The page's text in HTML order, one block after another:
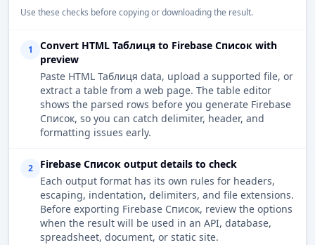
Use these checks before copying or downloading the result.
1
Convert HTML Таблиця to Firebase Список with
preview
Paste HTML Таблиця data, upload a supported file, or
extract a table from a web page. The table editor
shows the parsed rows before you generate Firebase
Список, so you can catch delimiter, header, and
formatting issues early.
2
Firebase Список output details to check
Each output format has its own rules for headers,
escaping, indentation, delimiters, and file extensions.
Before exporting Firebase Список, review the options
when the result will be used in an API, database,
spreadsheet, document, or static site.